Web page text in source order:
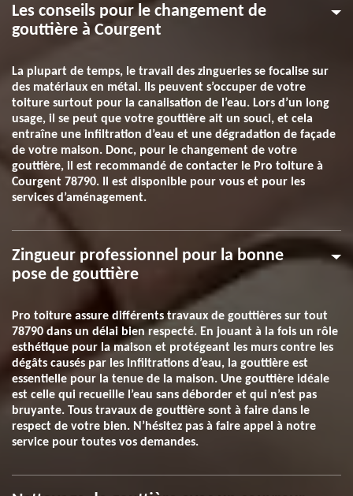
Les conseils pour le changement de
gouttière à Courgent
La plupart de temps, le travail des zingueries se focalise sur
des matériaux en métal. Ils peuvent s’occuper de votre
toiture surtout pour la canalisation de l’eau. Lors d’un long
usage, il se peut que votre gouttière ait un souci, et cela
entraîne une infiltration d’eau et une dégradation de façade
de votre maison. Donc, pour le changement de votre
gouttière, il est recommandé de contacter le Pro toiture à
Courgent 78790. Il est disponible pour vous et pour les
services d’aménagement.
Zingueur professionnel pour la bonne
pose de gouttière
Pro toiture assure différents travaux de gouttières sur tout
78790 dans un délai bien respecté. En jouant à la fois un rôle
esthétique pour la maison et protégeant les murs contre les
dégâts causés par les infiltrations d’eau, la gouttière est
essentielle pour la tenue de la maison. Une gouttière idéale
est celle qui recueille l’eau sans déborder et qui n’est pas
bruyante. Tous travaux de gouttière sont à faire dans le
respect de votre bien. N’hésitez pas à faire appel à notre
service pour toutes vos demandes.